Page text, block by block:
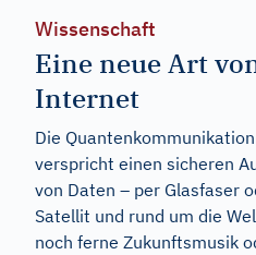
Wissenschaft
Eine neue Art
Internet
Die Quantenkommunikation
verspricht einen sicheren
von Daten – per Glasfaser
Satellit und rund um die
noch ferne Zukunftsmusik